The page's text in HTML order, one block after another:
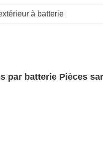
à batterie
par batterie Pièces